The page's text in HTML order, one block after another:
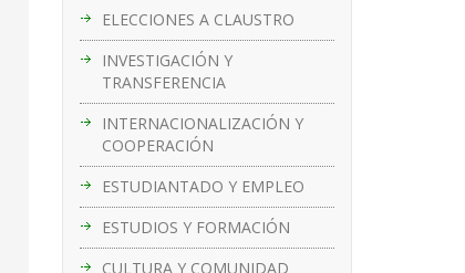
ELECCIONES A CLAUSTRO
INVESTIGACIÓN Y
TRANSFERENCIA
INTERNACIONALIZACIÓN Y
COOPERACIÓN
ESTUDIANTADO Y EMPLEO
ESTUDIOS Y FORMACIÓN
CULTURA Y COMUNIDAD